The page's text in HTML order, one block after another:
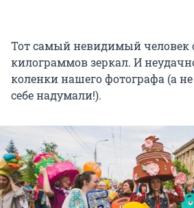
Тот самый невидимый человек
килограммов зеркал. И
коленки нашего фотографа (а
себе надумали!).